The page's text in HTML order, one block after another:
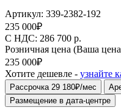
Артикул: 339-2382-192
235 000₽
C НДС: 286 700 р.
Розничная цена (Ваша
235 000₽
Хотите дешевле - узнайте
Рассрочка 29 180₽/мес
Размещение в дата-центре